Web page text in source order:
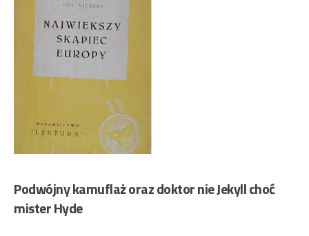
Podwójny kamuflaż oraz doktor nie Jekyll choć
mister Hyde